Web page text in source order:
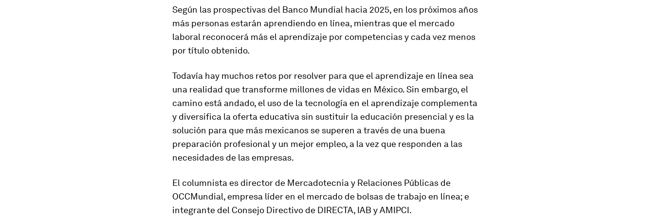
Según las prospectivas del Banco Mundial hacia 2025, en los próximos años
más personas estarán aprendiendo en línea, mientras que el mercado
laboral reconocerá más el aprendizaje por competencias y cada vez menos
por título obtenido.
Todavía hay muchos retos por resolver para que el aprendizaje en línea sea
una realidad que transforme millones de vidas en México. Sin embargo, el
camino está andado, el uso de la tecnología en el aprendizaje complementa
y diversifica la oferta educativa sin sustituir la educación presencial y es la
solución para que más mexicanos se superen a través de una buena
preparación profesional y un mejor empleo, a la vez que responden a las
necesidades de las empresas.
El columnista es director de Mercadotecnia y Relaciones Públicas de
OCCMundial, empresa líder en el mercado de bolsas de trabajo en línea; e
integrante del Consejo Directivo de DIRECTA, IAB y AMIPCI.